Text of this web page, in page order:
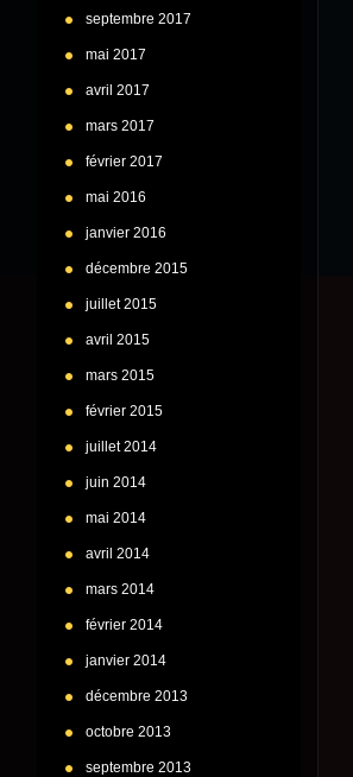
septembre 2017
mai 2017
avril 2017
mars 2017
février 2017
mai 2016
janvier 2016
décembre 2015
juillet 2015
avril 2015
mars 2015
février 2015
juillet 2014
juin 2014
mai 2014
avril 2014
mars 2014
février 2014
janvier 2014
décembre 2013
octobre 2013
septembre 2013